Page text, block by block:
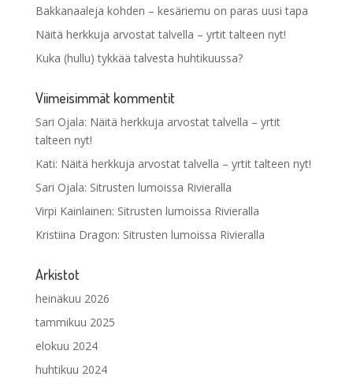
Bakkanaaleja kohden – kesäriemu on paras uusi tapa
Näitä herkkuja arvostat talvella – yrtit talteen nyt!
Kuka (hullu) tykkää talvesta huhtikuussa?
Viimeisimmät kommentit
Sari Ojala: Näitä herkkuja arvostat talvella – yrtit
talteen nyt!
Kati: Näitä herkkuja arvostat talvella – yrtit talteen nyt!
Sari Ojala: Sitrusten lumoissa Rivieralla
Virpi Kainlainen: Sitrusten lumoissa Rivieralla
Kristiina Dragon: Sitrusten lumoissa Rivieralla
Arkistot
heinäkuu 2026
tammikuu 2025
elokuu 2024
huhtikuu 2024